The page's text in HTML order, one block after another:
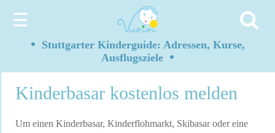
☰
• Stuttgarter Kinderguide: Adressen, Kurse,
Ausflugsziele •
Kinderbasar kostenlos melden
Um einen Kinderbasar, Kinderflohmarkt, Skibasar oder eine